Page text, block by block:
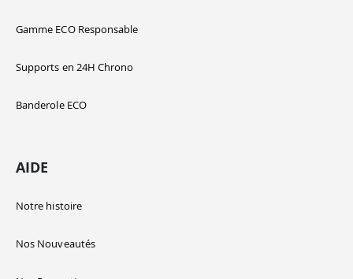
Gamme ECO Responsable
Supports en 24H Chrono
Banderole ECO
AIDE
Notre histoire
Nos Nouveautés